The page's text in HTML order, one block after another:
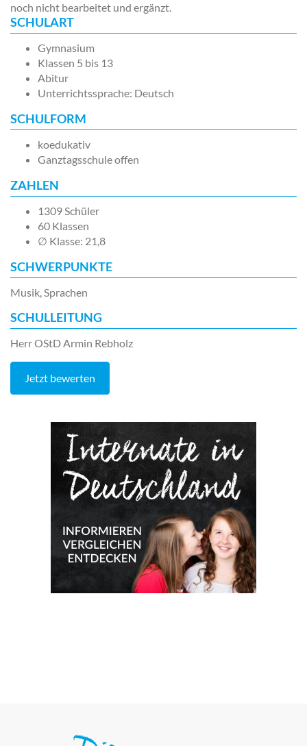
noch nicht bearbeitet und ergänzt.
SCHULART
Gymnasium
Klassen 5 bis 13
Abitur
Unterrichtssprache: Deutsch
SCHULFORM
koedukativ
Ganztagsschule offen
ZAHLEN
1309 Schüler
60 Klassen
∅ Klasse: 21,8
SCHWERPUNKTE
Musik, Sprachen
SCHULLEITUNG
Herr OStD Armin Rebholz
Jetzt bewerten